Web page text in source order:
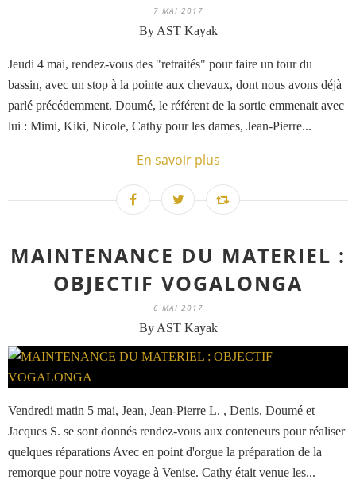
7 MAI 2017
By AST Kayak
Jeudi 4 mai, rendez-vous des "retraités" pour faire un tour du
bassin, avec un stop à la pointe aux chevaux, dont nous avons déjà
parlé précédemment. Doumé, le référent de la sortie emmenait avec
lui : Mimi, Kiki, Nicole, Cathy pour les dames, Jean-Pierre...
En savoir plus
MAINTENANCE DU MATERIEL :
OBJECTIF VOGALONGA
6 MAI 2017
By AST Kayak
Vendredi matin 5 mai, Jean, Jean-Pierre L. , Denis, Doumé et
Jacques S. se sont donnés rendez-vous aux conteneurs pour réaliser
quelques réparations Avec en point d'orgue la préparation de la
remorque pour notre voyage à Venise. Cathy était venue les...